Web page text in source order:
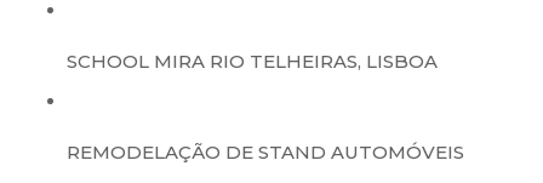
SCHOOL MIRA RIO TELHEIRAS, LISBOA
REMODELAÇÃO DE STAND AUTOMÓVEIS